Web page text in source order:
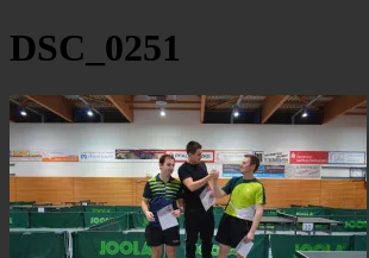
DSC_0251